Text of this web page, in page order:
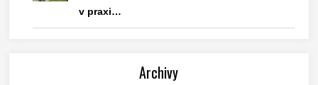
v praxi…
Archivy